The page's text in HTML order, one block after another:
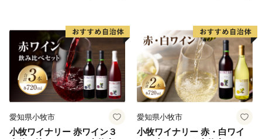
合、お礼の品の再送はいたしません。あらかじめご了承
ください。
・令和7年4月1日から葛城市のふるさと納税相談窓口が
以下の連絡先に変更になりました。お手数ですが、ご質
問、ご相談等ございましたら下記連絡先までご連絡いた
だきますようお願いいたします。
【連絡先】
愛知県小牧市
小牧ワイナリー 赤ワイン３
愛知県小牧市
小牧ワイナリー 赤・白ワイ